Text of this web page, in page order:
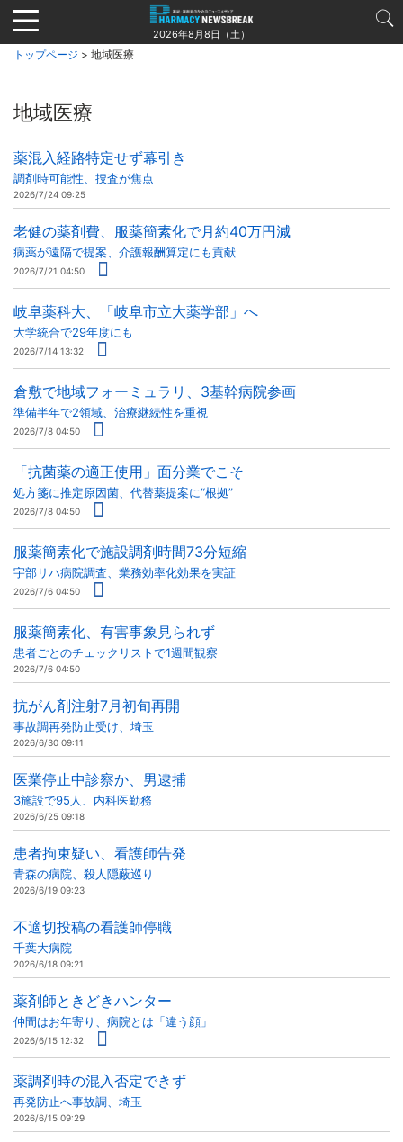
Jump
to
navigation
2026年8月8日（土）
トップページ > 地域医療
地域医療
薬混入経路特定せず幕引き
調剤時可能性、捜査が焦点
2026/7/24 09:25
老健の薬剤費、服薬簡素化で月約40万円減
病薬が遠隔で提案、介護報酬算定にも貢献
2026/7/21 04:50
岐阜薬科大、「岐阜市立大薬学部」へ
大学統合で29年度にも
2026/7/14 13:32
倉敷で地域フォーミュラリ、3基幹病院参画
準備半年で2領域、治療継続性を重視
2026/7/8 04:50
「抗菌薬の適正使用」面分業でこそ
処方箋に推定原因菌、代替薬提案に“根拠”
2026/7/8 04:50
服薬簡素化で施設調剤時間73分短縮
宇部リハ病院調査、業務効率化効果を実証
2026/7/6 04:50
服薬簡素化、有害事象見られず
患者ごとのチェックリストで1週間観察
2026/7/6 04:50
抗がん剤注射7月初旬再開
事故調再発防止受け、埼玉
2026/6/30 09:11
医業停止中診察か、男逮捕
3施設で95人、内科医勤務
2026/6/25 09:18
患者拘束疑い、看護師告発
青森の病院、殺人隠蔽巡り
2026/6/19 09:23
不適切投稿の看護師停職
千葉大病院
2026/6/18 09:21
薬剤師ときどきハンター
仲間はお年寄り、病院とは「違う顔」
2026/6/15 12:32
薬調剤時の混入否定できず
再発防止へ事故調、埼玉
2026/6/15 09:29